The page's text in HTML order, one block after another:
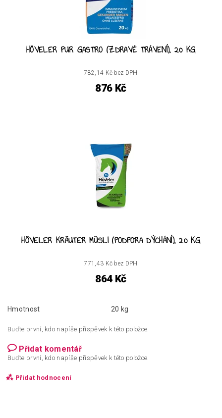
HÖVELER PUR GASTRO (ZDRAVÉ TRÁVENÍ), 20 KG
782,14 Kč bez DPH
876 Kč
HÖVELER KRÄUTER MÜSLI (PODPORA DÝCHÁNÍ), 20 KG
771,43 Kč bez DPH
864 Kč
Hmotnost 20 kg
Buďte první, kdo napíše příspěvek k této položce.
Přidat komentář
Buďte první, kdo napíše příspěvek k této položce.
Přidat hodnocení